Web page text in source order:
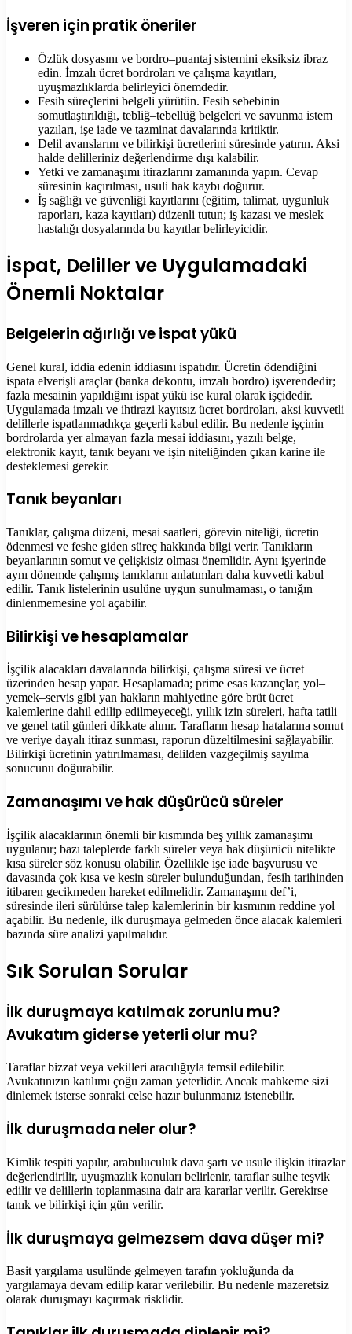
İşveren için pratik öneriler
Özlük dosyasını ve bordro–puantaj sistemini eksiksiz ibraz
edin. İmzalı ücret bordroları ve çalışma kayıtları,
uyuşmazlıklarda belirleyici önemdedir.
Fesih süreçlerini belgeli yürütün. Fesih sebebinin
somutlaştırıldığı, tebliğ–tebellüğ belgeleri ve savunma istem
yazıları, işe iade ve tazminat davalarında kritiktir.
Delil avanslarını ve bilirkişi ücretlerini süresinde yatırın. Aksi
halde delilleriniz değerlendirme dışı kalabilir.
Yetki ve zamanaşımı itirazlarını zamanında yapın. Cevap
süresinin kaçırılması, usuli hak kaybı doğurur.
İş sağlığı ve güvenliği kayıtlarını (eğitim, talimat, uygunluk
raporları, kaza kayıtları) düzenli tutun; iş kazası ve meslek
hastalığı dosyalarında bu kayıtlar belirleyicidir.
İspat, Deliller ve Uygulamadaki
Önemli Noktalar
Belgelerin ağırlığı ve ispat yükü
Genel kural, iddia edenin iddiasını ispatıdır. Ücretin ödendiğini
ispata elverişli araçlar (banka dekontu, imzalı bordro) işverendedir;
fazla mesainin yapıldığını ispat yükü ise kural olarak işçidedir.
Uygulamada imzalı ve ihtirazi kayıtsız ücret bordroları, aksi kuvvetli
delillerle ispatlanmadıkça geçerli kabul edilir. Bu nedenle işçinin
bordrolarda yer almayan fazla mesai iddiasını, yazılı belge,
elektronik kayıt, tanık beyanı ve işin niteliğinden çıkan karine ile
desteklemesi gerekir.
Tanık beyanları
Tanıklar, çalışma düzeni, mesai saatleri, görevin niteliği, ücretin
ödenmesi ve feshe giden süreç hakkında bilgi verir. Tanıkların
beyanlarının somut ve çelişkisiz olması önemlidir. Aynı işyerinde
aynı dönemde çalışmış tanıkların anlatımları daha kuvvetli kabul
edilir. Tanık listelerinin usulüne uygun sunulmaması, o tanığın
dinlenmemesine yol açabilir.
Bilirkişi ve hesaplamalar
İşçilik alacakları davalarında bilirkişi, çalışma süresi ve ücret
üzerinden hesap yapar. Hesaplamada; prime esas kazançlar, yol–
yemek–servis gibi yan hakların mahiyetine göre brüt ücret
kalemlerine dahil edilip edilmeyeceği, yıllık izin süreleri, hafta tatili
ve genel tatil günleri dikkate alınır. Tarafların hesap hatalarına somut
ve veriye dayalı itiraz sunması, raporun düzeltilmesini sağlayabilir.
Bilirkişi ücretinin yatırılmaması, delilden vazgeçilmiş sayılma
sonucunu doğurabilir.
Zamanaşımı ve hak düşürücü süreler
İşçilik alacaklarının önemli bir kısmında beş yıllık zamanaşımı
uygulanır; bazı taleplerde farklı süreler veya hak düşürücü nitelikte
kısa süreler söz konusu olabilir. Özellikle işe iade başvurusu ve
davasında çok kısa ve kesin süreler bulunduğundan, fesih tarihinden
itibaren gecikmeden hareket edilmelidir. Zamanaşımı def’i,
süresinde ileri sürülürse talep kalemlerinin bir kısmının reddine yol
açabilir. Bu nedenle, ilk duruşmaya gelmeden önce alacak kalemleri
bazında süre analizi yapılmalıdır.
Sık Sorulan Sorular
İlk duruşmaya katılmak zorunlu mu?
Avukatım giderse yeterli olur mu?
Taraflar bizzat veya vekilleri aracılığıyla temsil edilebilir.
Avukatınızın katılımı çoğu zaman yeterlidir. Ancak mahkeme sizi
dinlemek isterse sonraki celse hazır bulunmanız istenebilir.
İlk duruşmada neler olur?
Kimlik tespiti yapılır, arabuluculuk dava şartı ve usule ilişkin itirazlar
değerlendirilir, uyuşmazlık konuları belirlenir, taraflar sulhe teşvik
edilir ve delillerin toplanmasına dair ara kararlar verilir. Gerekirse
tanık ve bilirkişi için gün verilir.
İlk duruşmaya gelmezsem dava düşer mi?
Basit yargılama usulünde gelmeyen tarafın yokluğunda da
yargılamaya devam edilip karar verilebilir. Bu nedenle mazeretsiz
olarak duruşmayı kaçırmak risklidir.